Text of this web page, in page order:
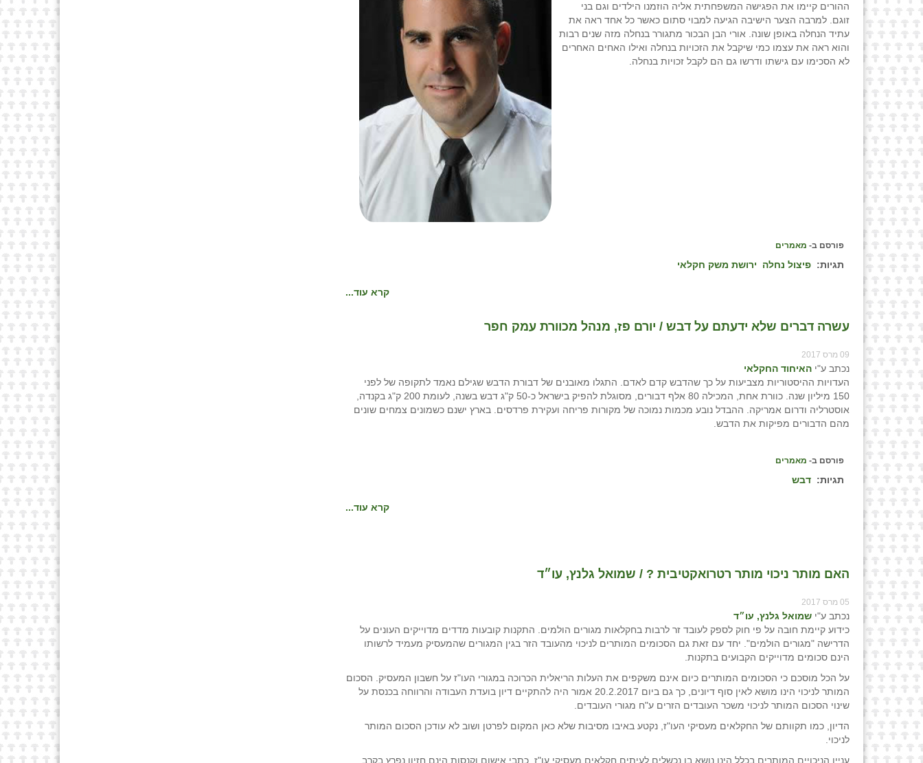
ההורים קיימו את הפגישה המשפחתית אליה הוזמנו הילדים וגם בני
זוגם. למרבה הצער הישיבה הגיעה למבוי סתום כאשר כל אחד ראה את
עתיד הנחלה באופן שונה. אורי הבן הבכור מתגורר בנחלה מזה שנים רבות
והוא ראה את עצמו כמי שיקבל את הזכויות בנחלה ואילו האחים האחרים
לא הסכימו עם גישתו ודרשו גם הם לקבל זכויות בנחלה.
פורסם ב- מאמרים
תגיות: פיצול נחלה ירושת משק חקלאי
קרא עוד...
עשרה דברים שלא ידעתם על דבש / יורם פז, מנהל מכוורת עמק חפר
09 מרס 2017
נכתב ע"י האיחוד החקלאי
העדויות ההיסטוריות מצביעות על כך שהדבש קדם לאדם. התגלו מאובנים של דבורת הדבש שגילם נאמד לתקופה של לפני
150 מיליון שנה. כוורת אחת, המכילה 80 אלף דבורים, מסוגלת להפיק בישראל כ-50 ק"ג דבש בשנה, לעומת 200 ק"ג בקנדה,
אוסטרליה ודרום אמריקה. ההבדל נובע מכמות נמוכה של מקורות פריחה ועקירת פרדסים. בארץ ישנם כשמונים צמחים שונים
מהם הדבורים מפיקות את הדבש.
פורסם ב- מאמרים
תגיות: דבש
קרא עוד...
האם מותר ניכוי מותר רטרואקטיבית ? / שמואל גלנץ, עו״ד
05 מרס 2017
נכתב ע"י שמואל גלנץ, עו״ד
כידוע קיימת חובה על פי חוק לספק לעובד זר לרבות בחקלאות מגורים הולמים. התקנות קובעות מדדים מדוייקים העונים על
הדרישה "מגורים הולמים". יחד עם זאת גם הסכומים המותרים לניכוי מהעובד הזר בגין המגורים שהמעסיק מעמיד לרשותו
הינם סכומים מדוייקים הקבועים בתקנות.
על הכל מוסכם כי הסכומים המותרים כיום אינם משקפים את העלות הריאלית הכרוכה במגורי העו"ז על חשבון המעסיק. הסכום
המותר לניכוי הינו מושא לאין סוף דיונים, כך גם ביום 20.2.2017 אמור היה להתקיים דיון בועדת העבודה והרווחה בכנסת על
שינוי הסכום המותר לניכוי משכר העובדים הזרים ע"ח מגורי העובדים.
הדיון, כמו תקוותם של החקלאים מעסיקי העו"ז, נקטע באיבו מסיבות שלא כאן המקום לפרטן ושוב לא עודכן הסכום המותר
לניכוי.
עניין הניכויים המותרים בכלל הינו נושא בו נכשלים לעיתים חקלאים מעסיקי עו"ז, כתבי אישום וקנסות הינם חזיון נפרץ בקרב